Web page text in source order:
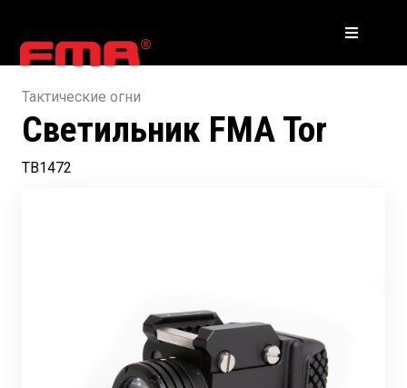
Тактические огни
Светильник FMA Tor
TB1472